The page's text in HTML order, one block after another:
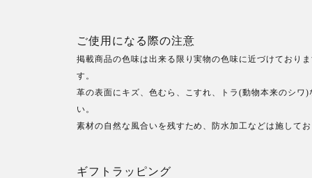
ご使用になる際の注意
掲載商品の色味は出来る限り実物の色味に近づけており
す。
革の表面にキズ、色むら、こすれ、トラ(動物本来のシ
い。
素材の自然な風合いを残すため、防水加工などは施して
ギフトラッピング